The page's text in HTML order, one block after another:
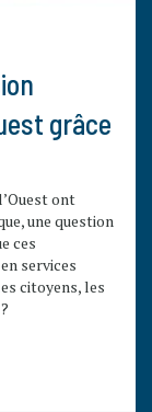
grâce
ont
une question
ces
services
citoyens, les